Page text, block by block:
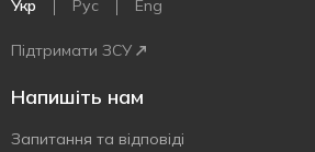
Укр Рус Eng
Підтримати ЗСУ
Напишіть нам
Запитання та відповіді